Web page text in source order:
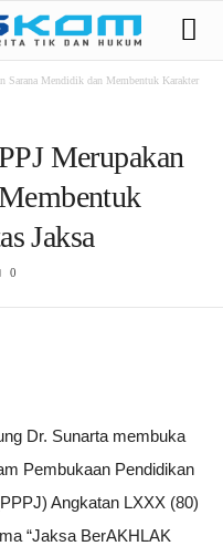
Sarana Mendidik dan Membentuk Karakter
Merupakan
Jaksa
0
Dr. Sunarta membuka
Pembukaan Pendidikan
Angkatan LXXX (80)
“Jaksa BerAKHLAK